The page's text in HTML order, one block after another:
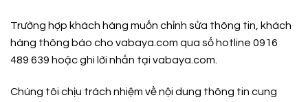
Trường hợp khách hàng muốn chỉnh sửa thông tin, khách
hàng thông báo cho vabaya.com qua số hotline 0916
489 639 hoặc ghi lời nhắn tại vabaya.com.
Chúng tôi chịu trách nhiệm về nội dung thông tin cung